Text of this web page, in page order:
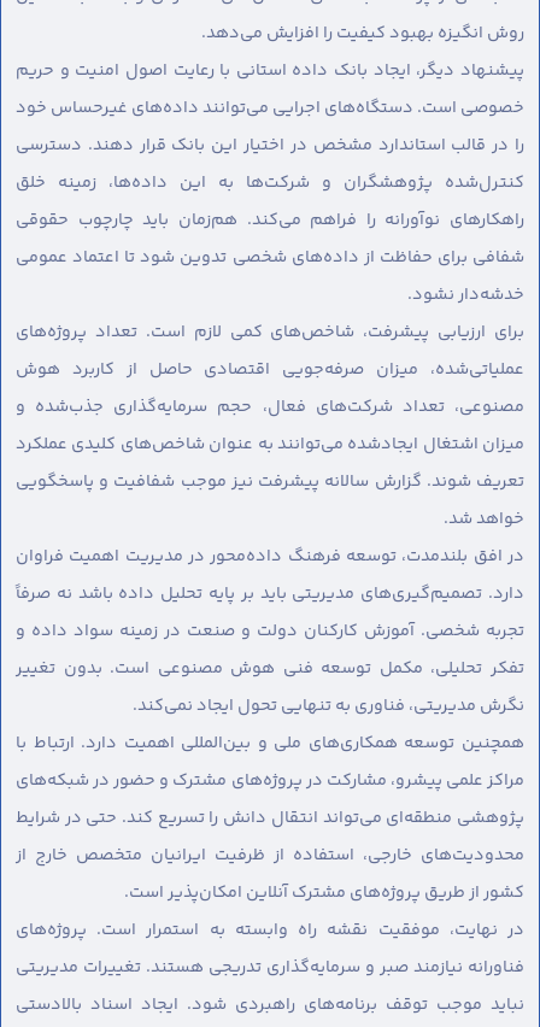
روش انگیزه بهبود کیفیت را افزایش می‌دهد.
پیشنهاد دیگر، ایجاد بانک داده استانی با رعایت اصول امنیت و حریم
خصوصی است. دستگاه‌های اجرایی می‌توانند داده‌های غیرحساس خود
را در قالب استاندارد مشخص در اختیار این بانک قرار دهند. دسترسی
کنترل‌شده پژوهشگران و شرکت‌ها به این داده‌ها، زمینه خلق
راهکارهای نوآورانه را فراهم می‌کند. هم‌زمان باید چارچوب حقوقی
شفافی برای حفاظت از داده‌های شخصی تدوین شود تا اعتماد عمومی
خدشه‌دار نشود.
برای ارزیابی پیشرفت، شاخص‌های کمی لازم است. تعداد پروژه‌های
عملیاتی‌شده، میزان صرفه‌جویی اقتصادی حاصل از کاربرد هوش
مصنوعی، تعداد شرکت‌های فعال، حجم سرمایه‌گذاری جذب‌شده و
میزان اشتغال ایجادشده می‌توانند به عنوان شاخص‌های کلیدی عملکرد
تعریف شوند. گزارش سالانه پیشرفت نیز موجب شفافیت و پاسخگویی
خواهد شد.
در افق بلندمدت، توسعه فرهنگ داده‌محور در مدیریت اهمیت فراوان
دارد. تصمیم‌گیری‌های مدیریتی باید بر پایه تحلیل داده باشد نه صرفاً
تجربه شخصی. آموزش کارکنان دولت و صنعت در زمینه سواد داده و
تفکر تحلیلی، مکمل توسعه فنی هوش مصنوعی است. بدون تغییر
نگرش مدیریتی، فناوری به تنهایی تحول ایجاد نمی‌کند.
همچنین توسعه همکاری‌های ملی و بین‌المللی اهمیت دارد. ارتباط با
مراکز علمی پیشرو، مشارکت در پروژه‌های مشترک و حضور در شبکه‌های
پژوهشی منطقه‌ای می‌تواند انتقال دانش را تسریع کند. حتی در شرایط
محدودیت‌های خارجی، استفاده از ظرفیت ایرانیان متخصص خارج از
کشور از طریق پروژه‌های مشترک آنلاین امکان‌پذیر است.
در نهایت، موفقیت نقشه راه وابسته به استمرار است. پروژه‌های
فناورانه نیازمند صبر و سرمایه‌گذاری تدریجی هستند. تغییرات مدیریتی
نباید موجب توقف برنامه‌های راهبردی شود. ایجاد اسناد بالادستی